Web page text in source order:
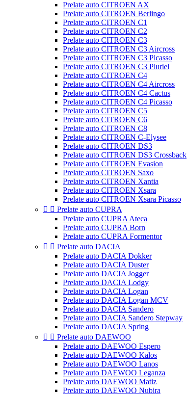
Prelate auto CITROEN AX
Prelate auto CITROEN Berlingo
Prelate auto CITROEN C1
Prelate auto CITROEN C2
Prelate auto CITROEN C3
Prelate auto CITROEN C3 Aircross
Prelate auto CITROEN C3 Picasso
Prelate auto CITROEN C3 Pluriel
Prelate auto CITROEN C4
Prelate auto CITROEN C4 Aircross
Prelate auto CITROEN C4 Cactus
Prelate auto CITROEN C4 Picasso
Prelate auto CITROEN C5
Prelate auto CITROEN C6
Prelate auto CITROEN C8
Prelate auto CITROEN C-Elysee
Prelate auto CITROEN DS3
Prelate auto CITROEN DS3 Crossback
Prelate auto CITROEN Evasion
Prelate auto CITROEN Saxo
Prelate auto CITROEN Xantia
Prelate auto CITROEN Xsara
Prelate auto CITROEN Xsara Picasso
  Prelate auto CUPRA
Prelate auto CUPRA Ateca
Prelate auto CUPRA Born
Prelate auto CUPRA Formentor
  Prelate auto DACIA
Prelate auto DACIA Dokker
Prelate auto DACIA Duster
Prelate auto DACIA Jogger
Prelate auto DACIA Lodgy
Prelate auto DACIA Logan
Prelate auto DACIA Logan MCV
Prelate auto DACIA Sandero
Prelate auto DACIA Sandero Stepway
Prelate auto DACIA Spring
  Prelate auto DAEWOO
Prelate auto DAEWOO Espero
Prelate auto DAEWOO Kalos
Prelate auto DAEWOO Lanos
Prelate auto DAEWOO Leganza
Prelate auto DAEWOO Matiz
Prelate auto DAEWOO Nubira